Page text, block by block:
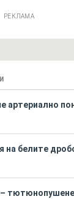
РЕКЛАМА
артериално
на белите
– тютюнопушене